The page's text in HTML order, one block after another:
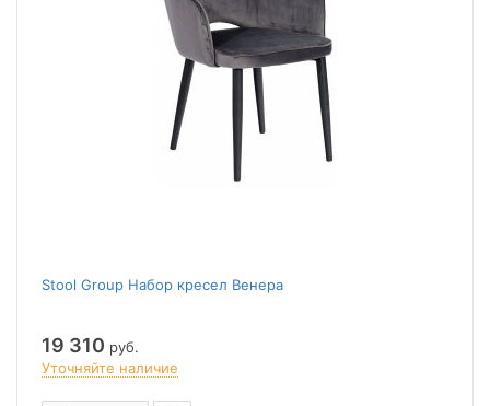
Stool Group Набор кресел Венера
19 310 руб.
Уточняйте наличие